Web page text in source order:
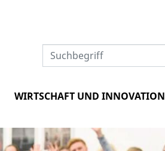
WIRTSCHAFT UND INNOVATION